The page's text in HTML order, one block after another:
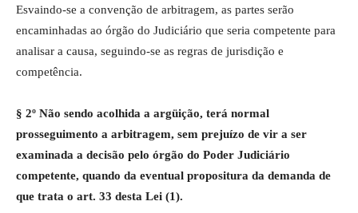
Esvaindo-se a convenção de arbitragem, as partes serão
encaminhadas ao órgão do Judiciário que seria competente para
analisar a causa, seguindo-se as regras de jurisdição e
competência.
§ 2º Não sendo acolhida a argüição, terá normal
prosseguimento a arbitragem, sem prejuízo de vir a ser
examinada a decisão pelo órgão do Poder Judiciário
competente, quando da eventual propositura da demanda de
que trata o art. 33 desta Lei (1).